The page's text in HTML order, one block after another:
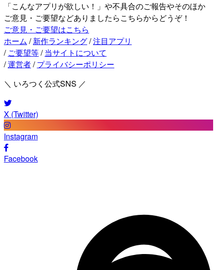
「こんなアプリが欲しい！」や不具合のご報告やそのほか
ご意見・ご要望などありましたらこちらからどうぞ！
ご意見・ご要望はこちら
ホーム / 新作ランキング/注目アプリ
/ ご要望等/ 当サイトについて
/運営者/ プライバシーポリシー
＼ いろつく公式SNS ／
X (Twitter)
Instagram
Facebook